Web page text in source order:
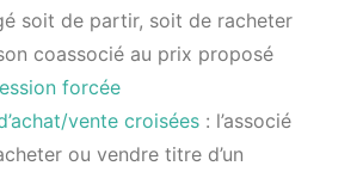
soit de partir, soit de racheter
coassocié au prix proposé
forcée
vente croisées : l’associé
ou vendre titre d’un